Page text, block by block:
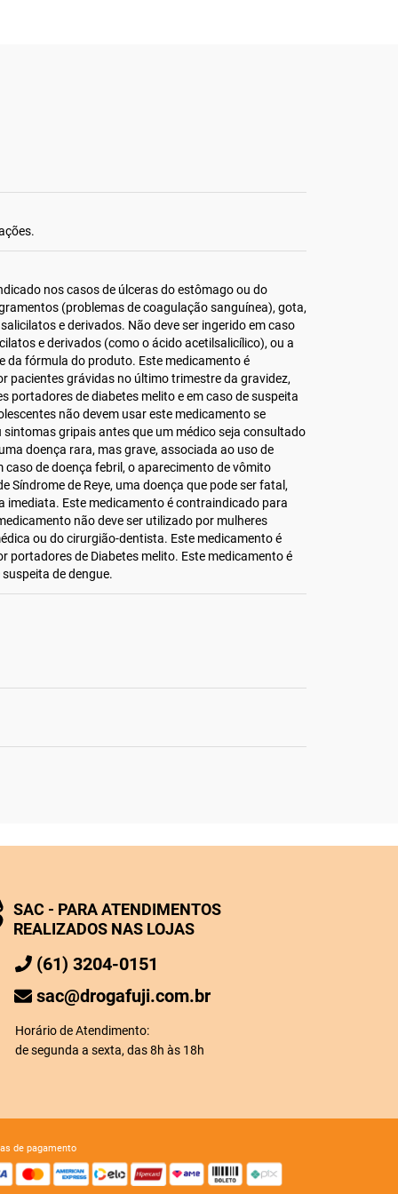
nos casos de úlceras do estômago ou do
(problemas de coagulação sanguínea), gota,
e derivados. Não deve ser ingerido em caso
e derivados (como o ácido acetilsalicílico), ou a
da fórmula do produto. Este medicamento é
pacientes grávidas no último trimestre da gravidez,
portadores de diabetes melito e em caso de suspeita
não devem usar este medicamento se
gripais antes que um médico seja consultado
doença rara, mas grave, associada ao uso de
caso de doença febril, o aparecimento de vômito
Síndrome de Reye, uma doença que pode ser fatal,
imediata. Este medicamento é contraindicado para
não deve ser utilizado por mulheres
ou do cirurgião-dentista. Este medicamento é
portadores de Diabetes melito. Este medicamento é
de dengue.
SAC - PARA ATENDIMENTOS
REALIZADOS NAS LOJAS
(61) 3204-0151
sac@drogafuji.com.br
Horário de Atendimento:
de segunda a sexta, das 8h às 18h
de pagamento